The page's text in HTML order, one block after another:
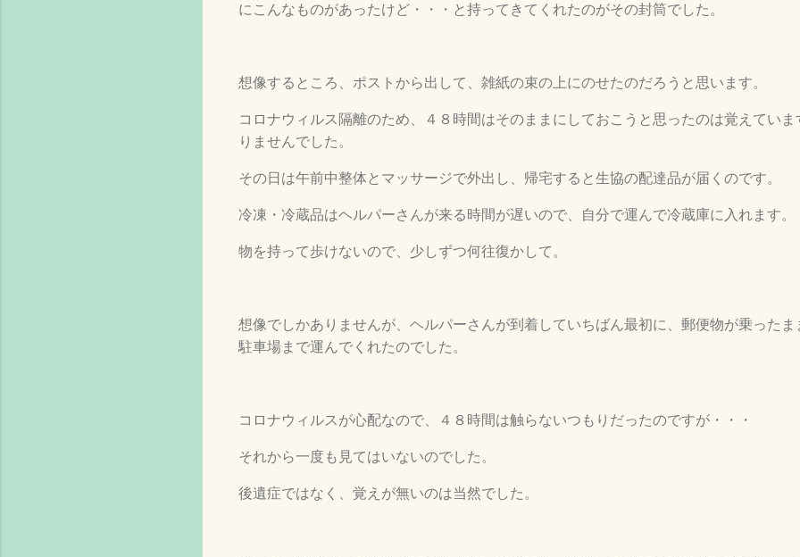
にこんなものがあったけど・・・と持ってきてくれたのがその封筒でした。
想像するところ、ポストから出して、雑紙の束の上にのせたのだろうと思います。
コロナウィルス隔離のため、４８時間はそのままにしておこうと思ったのは覚えてい
りませんでした。
その日は午前中整体とマッサージで外出し、帰宅すると生協の配達品が届くのです。
冷凍・冷蔵品はヘルパーさんが来る時間が遅いので、自分で運んで冷蔵庫に入れます。
物を持って歩けないので、少しずつ何往復かして。
想像でしかありませんが、ヘルパーさんが到着していちばん最初に、郵便物が乗った
駐車場まで運んでくれたのでした。
コロナウィルスが心配なので、４８時間は触らないつもりだったのですが・・・
それから一度も見てはいないのでした。
後遺症ではなく、覚えが無いのは当然でした。